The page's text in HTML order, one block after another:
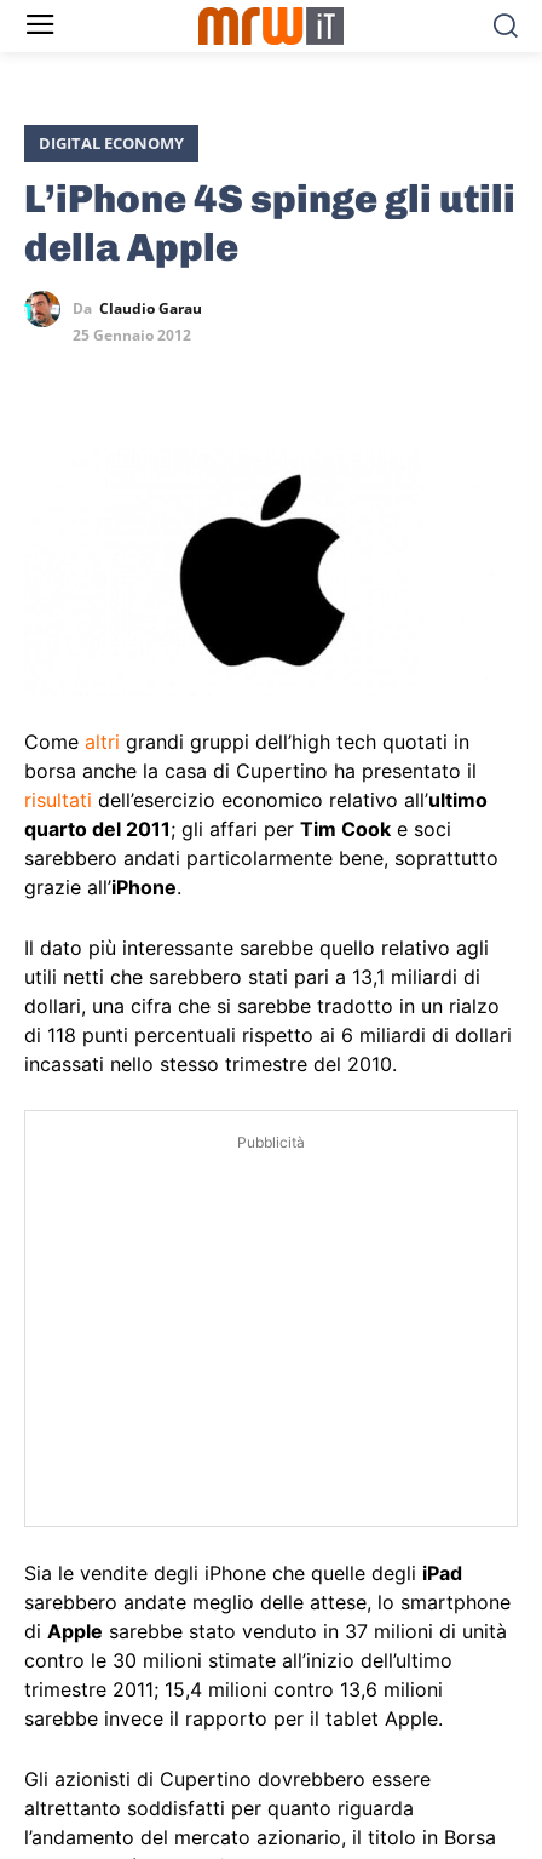
DIGITAL ECONOMY
L’iPhone 4S spinge gli utili
della Apple
Da Claudio Garau
25 Gennaio 2012
Come altri grandi gruppi dell’high tech quotati in
borsa anche la casa di Cupertino ha presentato il
risultati dell’esercizio economico relativo all’ultimo
quarto del 2011; gli affari per Tim Cook e soci
sarebbero andati particolarmente bene, soprattutto
grazie all’iPhone.
Il dato più interessante sarebbe quello relativo agli
utili netti che sarebbero stati pari a 13,1 miliardi di
dollari, una cifra che si sarebbe tradotto in un rialzo
di 118 punti percentuali rispetto ai 6 miliardi di dollari
incassati nello stesso trimestre del 2010.
Pubblicità
Sia le vendite degli iPhone che quelle degli iPad
sarebbero andate meglio delle attese, lo smartphone
di Apple sarebbe stato venduto in 37 milioni di unità
contro le 30 milioni stimate all’inizio dell’ultimo
trimestre 2011; 15,4 milioni contro 13,6 milioni
sarebbe invece il rapporto per il tablet Apple.
Gli azionisti di Cupertino dovrebbero essere
altrettanto soddisfatti per quanto riguarda
l’andamento del mercato azionario, il titolo in Borsa